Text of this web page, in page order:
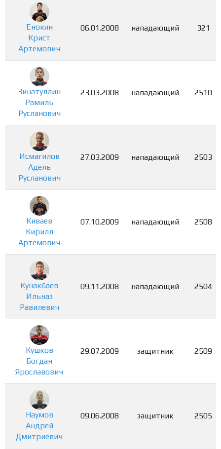
Енокян
Крист
Артемович
06.01.2008 нападающий 321
Зинатуллин
Рамиль
Русланович
23.03.2008 нападающий 2510
Исмагилов
Адель
Русланович
27.03.2009 нападающий 2503
Киваев
Кирилл
Артемович
07.10.2009 нападающий 2508
Кунакбаев
Ильназ
Равилевич
09.11.2008 нападающий 2504
Кушков
Богдан
Ярославович
29.07.2009 защитник 2509
Наумов
Андрей
Дмитриевич
09.06.2008 защитник 2505